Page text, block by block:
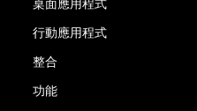
桌面應用程式
行動應用程式
整合
功能